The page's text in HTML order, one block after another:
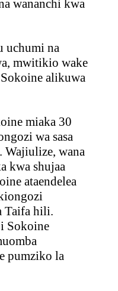
wananchi kwa
uchumi na
mwitikio wake
alikuwa
miaka 30
wa sasa
Wajiulize, wana
kwa shujaa
ataendelea
Taifa hili.
Sokoine
pumziko la